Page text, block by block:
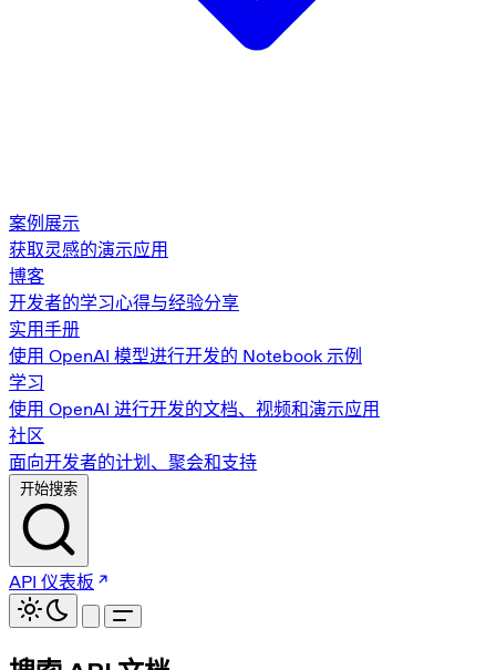
案例展示
获取灵感的演示应用
博客
开发者的学习心得与经验分享
实用手册
使用 OpenAI 模型进行开发的 Notebook 示例
学习
使用 OpenAI 进行开发的文档、视频和演示应用
社区
面向开发者的计划、聚会和支持
开始搜索
API 仪表板